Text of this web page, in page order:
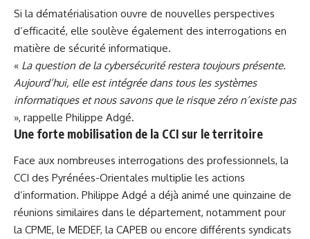
Si la dématérialisation ouvre de nouvelles perspectives
d’efficacité, elle soulève également des interrogations en
matière de sécurité informatique.
« La question de la cybersécurité restera toujours présente.
Aujourd’hui, elle est intégrée dans tous les systèmes
informatiques et nous savons que le risque zéro n’existe pas
», rappelle Philippe Adgé.
Une forte mobilisation de la CCI sur le territoire
Face aux nombreuses interrogations des professionnels, la
CCI des Pyrénées-Orientales multiplie les actions
d’information. Philippe Adgé a déjà animé une quinzaine de
réunions similaires dans le département, notamment pour
la CPME, le MEDEF, la CAPEB ou encore différents syndicats